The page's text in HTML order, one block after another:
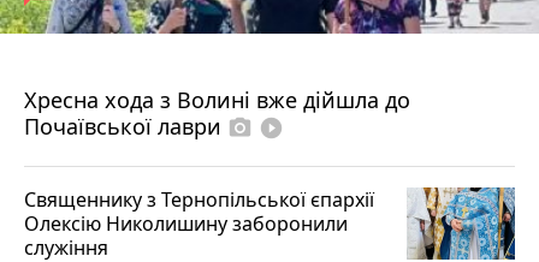
Хресна хода з Волині вже дійшла до
Почаївської лаври photo_camera play_circle_filled
Священнику з Тернопільської єпархії
Олексію Николишину заборонили
служіння